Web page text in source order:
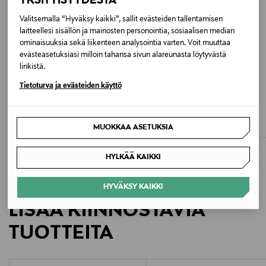
Valitsemalla “Hyväksy kaikki”, sallit evästeiden tallentamisen
laitteellesi sisällön ja mainosten personointia, sosiaalisen median
ominaisuuksia sekä liikenteen analysointia varten. Voit muuttaa
evästeasetuksiasi milloin tahansa sivun alareunasta löytyvästä
linkistä.
Tietoturva ja evästeiden käyttö
MUOKKAA ASETUKSIA
HYLKÄÄ KAIKKI
HYVÄKSY KAIKKI
Noudata tuotteen hoito- ja pesuohjeistuksia
huolellisesti.
Väri
000 BLACK
Valmistajan tuotenumero
4W2303
ETUKUPONKITUOTE
Original Price
20,90 €
LISÄÄ KIINNOSTAVIA
TUOTTEITA